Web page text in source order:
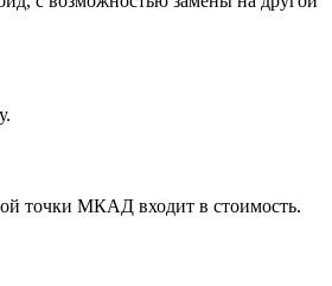
точки МКАД входит в стоимость.